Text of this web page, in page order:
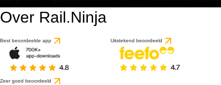
Over Rail.Ninja
Best beoordeelde app Uitstekend beoordeeld
Zeer goed beoordeeld